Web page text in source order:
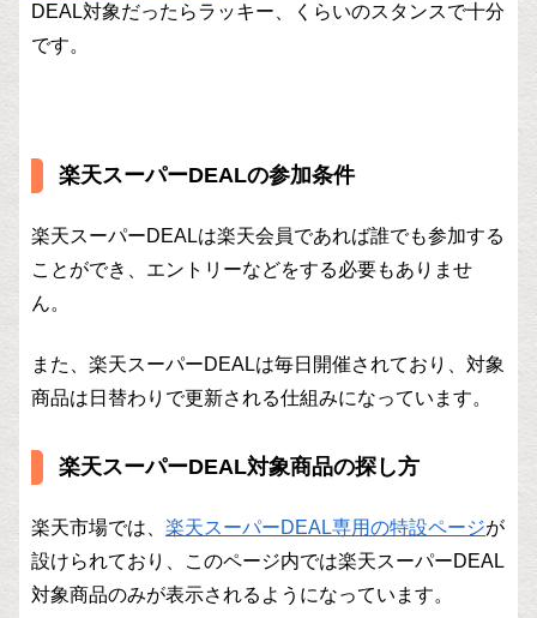
DEAL対象だったらラッキー、くらいのスタンスで十分
です。
楽天スーパーDEALの参加条件
楽天スーパーDEALは楽天会員であれば誰でも参加する
ことができ、エントリーなどをする必要もありませ
ん。
また、楽天スーパーDEALは毎日開催されており、対象
商品は日替わりで更新される仕組みになっています。
楽天スーパーDEAL対象商品の探し方
楽天市場では、 楽天スーパーDEAL専用の特設ページが
設けられており、このページ内では楽天スーパーDEAL
対象商品のみが表示されるようになっています。